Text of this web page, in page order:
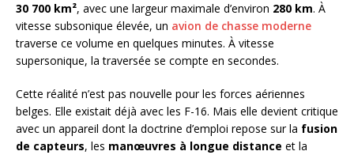
30 700 km², avec une largeur maximale d’environ 280 km. À
vitesse subsonique élevée, un avion de chasse moderne
traverse ce volume en quelques minutes. À vitesse
supersonique, la traversée se compte en secondes.
Cette réalité n’est pas nouvelle pour les forces aériennes
belges. Elle existait déjà avec les F-16. Mais elle devient critique
avec un appareil dont la doctrine d’emploi repose sur la fusion
de capteurs, les manœuvres à longue distance et la